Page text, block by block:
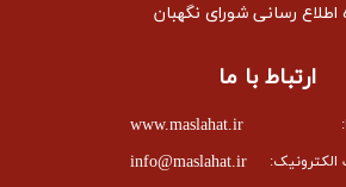
اطلاع رسانی شورای نگهبان
ارتباط با ما
www.maslahat.ir
info@maslahat.ir